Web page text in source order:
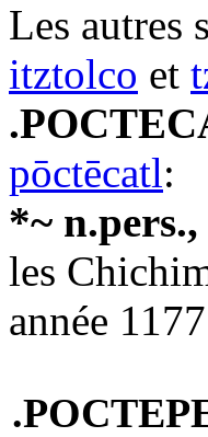
Les autres
itztolco et
pōctēcatl:
*~ n.pers.,
les
année